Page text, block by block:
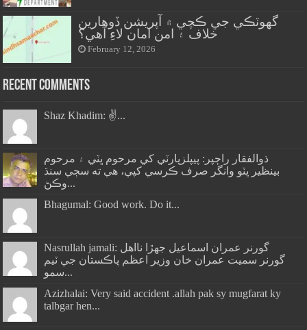
گهوٽڪي جي ڪچي ۾ آپريشن ڏوهارين
خلاف ۽ امن امان لاءِ آهي؟
February 12, 2026
Recent Comments
Shaz Khadim: ✌️...
ذوالفقار راڄپر: پيپلزپارٽي کي مرحوم ڀٽي ۽ مرحوم
بينظير ڀٽو وانگر صرف ڪرسي کپي، هي ته سڄي سنڌ
وڪڻ...
Bhagumal: Good work. Do it...
Nasrullah jamali: گورنر عمران اسماعيل جھڙا نااهل
گورنر سميت عمران خان وزير اعظم پاڪستان جي ٽيم
سمو...
Azizhalai: Very said accident .allah pak sy mugfarat ky
talbgar hen...